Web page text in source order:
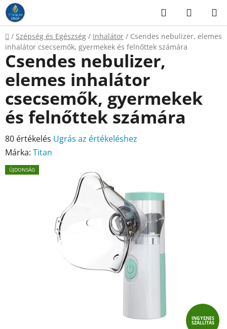
Ugrás
fő
tartalomhoz
KeresésKOSÁR
Kezdőlap
/ Szépség és Egészség / Inhalátor / Csendes nebulizer, elemes
inhalátor csecsemők, gyermekek és felnőttek számára
Csendes nebulizer,
elemes inhalátor
csecsemők, gyermekek
és felnőttek számára
A
termék
átlagos
80 értékelés Ugrás az értékeléshez
Márka: Titan
ÚJDONSÁG
INGYENES
SZÁLLÍTÁS